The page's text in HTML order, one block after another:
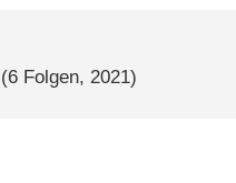
(6 Folgen, 2021)